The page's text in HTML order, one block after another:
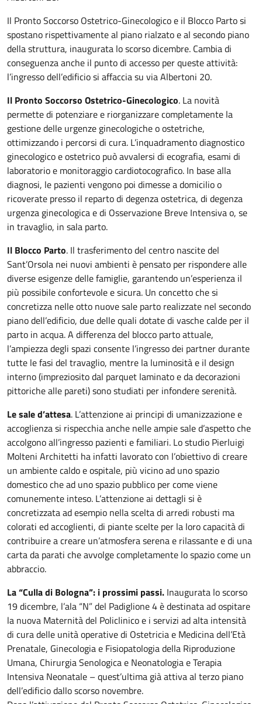
Il Pronto Soccorso Ostetrico-Ginecologico e il Blocco Parto si
spostano rispettivamente al piano rialzato e al secondo piano
della struttura, inaugurata lo scorso dicembre. Cambia di
conseguenza anche il punto di accesso per queste attività:
l’ingresso dell’edificio si affaccia su via Albertoni 20.
Il Pronto Soccorso Ostetrico-Ginecologico. La novità
permette di potenziare e riorganizzare completamente la
gestione delle urgenze ginecologiche o ostetriche,
ottimizzando i percorsi di cura. L’inquadramento diagnostico
ginecologico e ostetrico può avvalersi di ecografia, esami di
laboratorio e monitoraggio cardiotocografico. In base alla
diagnosi, le pazienti vengono poi dimesse a domicilio o
ricoverate presso il reparto di degenza ostetrica, di degenza
urgenza ginecologica e di Osservazione Breve Intensiva o, se
in travaglio, in sala parto.
Il Blocco Parto. Il trasferimento del centro nascite del
Sant’Orsola nei nuovi ambienti è pensato per rispondere alle
diverse esigenze delle famiglie, garantendo un’esperienza il
più possibile confortevole e sicura. Un concetto che si
concretizza nelle otto nuove sale parto realizzate nel secondo
piano dell’edificio, due delle quali dotate di vasche calde per il
parto in acqua. A differenza del blocco parto attuale,
l’ampiezza degli spazi consente l’ingresso dei partner durante
tutte le fasi del travaglio, mentre la luminosità e il design
interno (impreziosito dal parquet laminato e da decorazioni
pittoriche alle pareti) sono studiati per infondere serenità.
Le sale d’attesa. L’attenzione ai principi di umanizzazione e
accoglienza si rispecchia anche nelle ampie sale d’aspetto che
accolgono all’ingresso pazienti e familiari. Lo studio Pierluigi
Molteni Architetti ha infatti lavorato con l’obiettivo di creare
un ambiente caldo e ospitale, più vicino ad uno spazio
domestico che ad uno spazio pubblico per come viene
comunemente inteso. L’attenzione ai dettagli si è
concretizzata ad esempio nella scelta di arredi robusti ma
colorati ed accoglienti, di piante scelte per la loro capacità di
contribuire a creare un’atmosfera serena e rilassante e di una
carta da parati che avvolge completamente lo spazio come un
abbraccio.
La “Culla di Bologna”: i prossimi passi. Inaugurata lo scorso
19 dicembre, l’ala “N” del Padiglione 4 è destinata ad ospitare
la nuova Maternità del Policlinico e i servizi ad alta intensità
di cura delle unità operative di Ostetricia e Medicina dell’Età
Prenatale, Ginecologia e Fisiopatologia della Riproduzione
Umana, Chirurgia Senologica e Neonatologia e Terapia
Intensiva Neonatale – quest’ultima già attiva al terzo piano
dell’edificio dallo scorso novembre.